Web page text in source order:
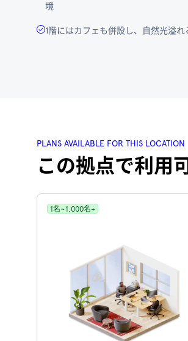
境
1階にはカフェも併設し、自然光溢
PLANS AVAILABLE FOR THIS LOCATION
この拠点で利用
1名~1,000名+